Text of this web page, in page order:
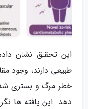
طبیعی دارند، وجود
خطر مرگ و بستری
دهد. این یافته ها